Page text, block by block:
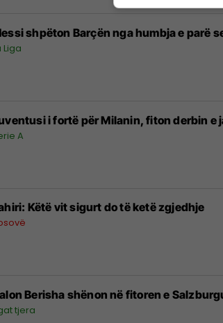
shpëton Barçën nga humbja e parë
Liga
i fortë për Milanin, fiton derbin e
A
Këtë vit sigurt do të ketë zgjedhje
Berisha shënon në fitoren e
tjera